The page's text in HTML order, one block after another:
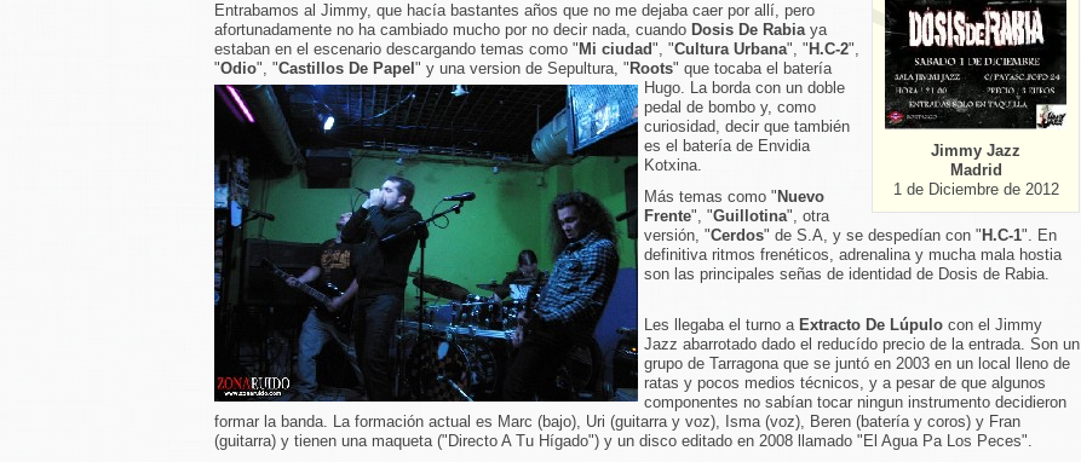
Jimmy Jazz
Madrid
1 de Diciembre de 2012
Entrabamos al Jimmy, que hacía bastantes años que no me dejaba caer por allí, pero
afortunadamente no ha cambiado mucho por no decir nada, cuando Dosis De Rabiaya
estaban en el escenario descargando temas como " Mi ciudad", "Cultura Urbana", " H.C-2",
"Odio", "Castillos De Papel " y una version de Sepultura, " Roots" que tocaba el batería
Hugo. La borda con un doble
pedal de bombo y, como
curiosidad, decir que también
es el batería de Envidia
Kotxina.
Más temas como " Nuevo
Frente", "Guillotina", otra
versión, "Cerdos" de S.A, y se despedían con " H.C-1". En
definitiva ritmos frenéticos, adrenalina y mucha mala hostia
son las principales señas de identidad de Dosis de Rabia.
Les llegaba el turno a Extracto De Lúpulo con el Jimmy
Jazz abarrotado dado el reducído precio de la entrada. Son un
grupo de Tarragona que se juntó en 2003 en un local lleno de
ratas y pocos medios técnicos, y a pesar de que algunos
componentes no sabían tocar ningun instrumento decidieron
formar la banda. La formación actual es Marc (bajo), Uri (guitarra y voz), Isma (voz), Beren (batería y coros) y Fran
(guitarra) y tienen una maqueta ("Directo A Tu Hígado") y un disco editado en 2008 llamado "El Agua Pa Los Peces".